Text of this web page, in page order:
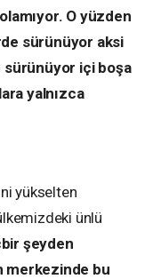
O yüzden
sürünüyor aksi
içi boşa
yalnızca
yükselten
ünlü
şeyden
merkezinde bu